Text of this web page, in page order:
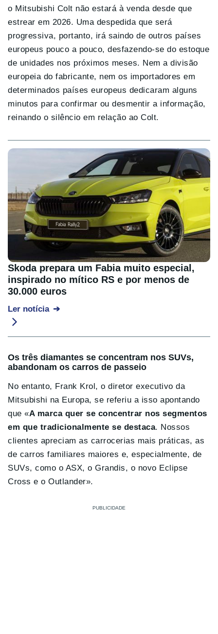
o Mitsubishi Colt não estará à venda desde que
estrear em 2026. Uma despedida que será
progressiva, portanto, irá saindo de outros países
europeus pouco a pouco, desfazendo-se do estoque
de unidades nos próximos meses. Nem a divisão
europeia do fabricante, nem os importadores em
determinados países europeus dedicaram alguns
minutos para confirmar ou desmentir a informação,
reinando o silêncio em relação ao Colt.
Skoda prepara um Fabia muito especial,
inspirado no mítico RS e por menos de
30.000 euros
Ler notícia
Os três diamantes se concentram nos SUVs,
abandonam os carros de passeio
No entanto, Frank Krol, o diretor executivo da
Mitsubishi na Europa, se referiu a isso apontando
que «A marca quer se concentrar nos segmentos
em que tradicionalmente se destaca. Nossos
clientes apreciam as carrocerias mais práticas, as
de carros familiares maiores e, especialmente, de
SUVs, como o ASX, o Grandis, o novo Eclipse
Cross e o Outlander».